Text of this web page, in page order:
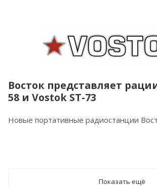
Восток представляет
58 и Vostok ST-73
Новые портативные радиостанции
Показать ещё